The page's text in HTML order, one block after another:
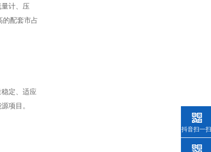
计、压
的配套市占
定、适应
项目。
抖音扫一扫